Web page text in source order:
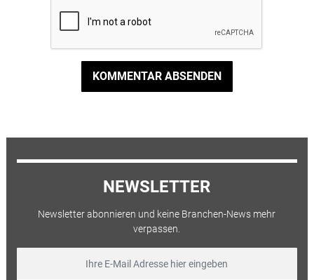
KOMMENTAR ABSENDEN
NEWSLETTER
Newsletter abonnieren und keine Branchen-News mehr
verpassen.